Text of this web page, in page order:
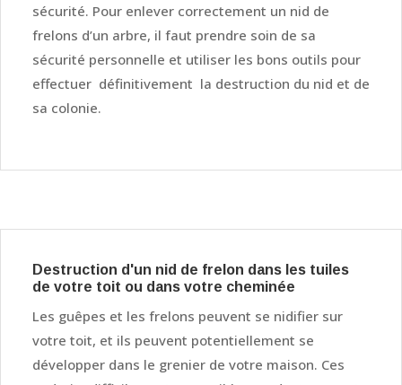
sécurité. Pour enlever correctement un nid de
frelons d’un arbre, il faut prendre soin de sa
sécurité personnelle et utiliser les bons outils pour
effectuer définitivement la destruction du nid et de
sa colonie.
Destruction d'un nid de frelon dans les tuiles
de votre toit ou dans votre cheminée
Les guêpes et les frelons peuvent se nidifier sur
votre toit, et ils peuvent potentiellement se
développer dans le grenier de votre maison. Ces